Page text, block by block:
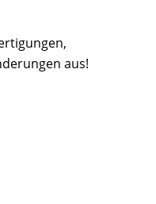
aus!